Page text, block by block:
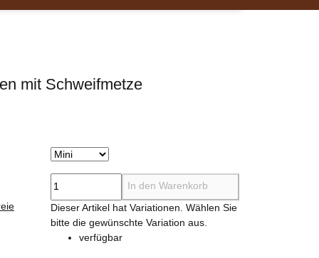
mit Schweifmetze
In den Warenkorb
x
Dieser Artikel hat Variationen. Wählen Sie
bitte die gewünschte Variation aus.
verfügbar